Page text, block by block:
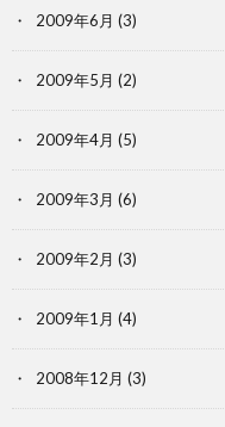
2009年6月 (3)
2009年5月 (2)
2009年4月 (5)
2009年3月 (6)
2009年2月 (3)
2009年1月 (4)
2008年12月 (3)